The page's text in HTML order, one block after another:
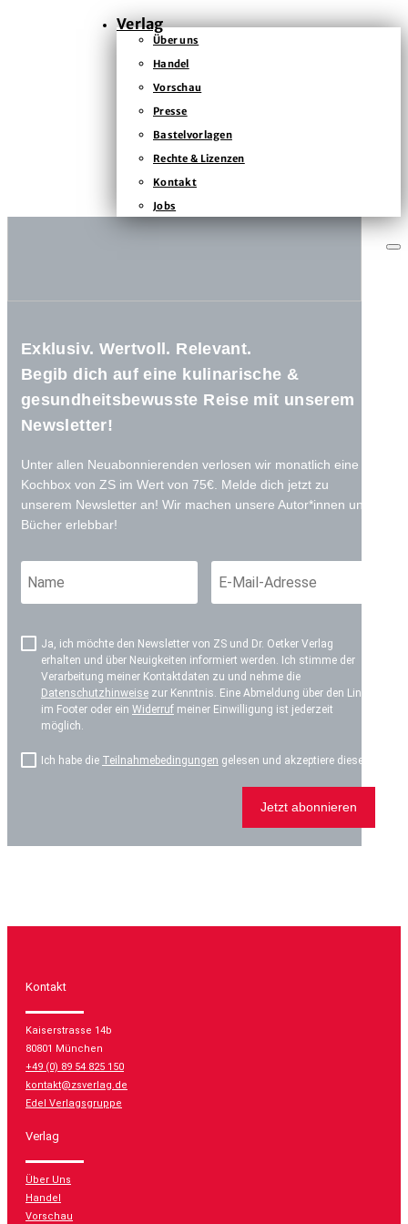
Verlag
Über uns
Handel
Vorschau
Presse
Bastelvorlagen
Rechte & Lizenzen
Kontakt
Jobs
Folgen
Folgen
Es sind keine Kommentare vorhanden.
Exklusiv. Wertvoll. Relevant.
Begib dich auf eine kulinarische &
gesundheitsbewusste Reise mit unserem
Newsletter!
Unter allen Neuabonnierenden verlosen wir monatlich eine
Kochbox von ZS im Wert von 75€. Melde dich jetzt zu
unserem Newsletter an! Wir machen unsere Autor*innen und
Bücher erlebbar!
Ja, ich möchte den Newsletter von ZS und Dr. Oetker Verlag
erhalten und über Neuigkeiten informiert werden. Ich stimme der
Verarbeitung meiner Kontaktdaten zu und nehme die
Datenschutzhinweisezur Kenntnis. Eine Abmeldung über den Link
im Footer oder ein Widerrufmeiner Einwilligung ist jederzeit
möglich.
Ich habe die Teilnahmebedingungen gelesen und akzeptiere diese.*
Kontakt
Kaiserstrasse 14b
80801 München
+49 (0) 89 54 825 150
kontakt@zsverlag.de
Edel Verlagsgruppe
Verlag
Über Uns
Handel
Vorschau